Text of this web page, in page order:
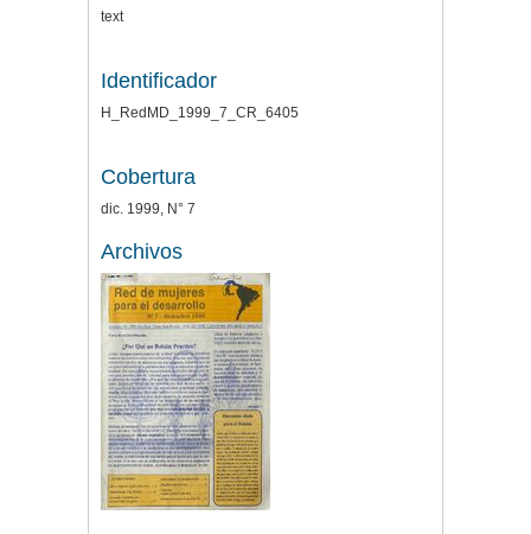
text
Identificador
H_RedMD_1999_7_CR_6405
Cobertura
dic. 1999, N° 7
Archivos